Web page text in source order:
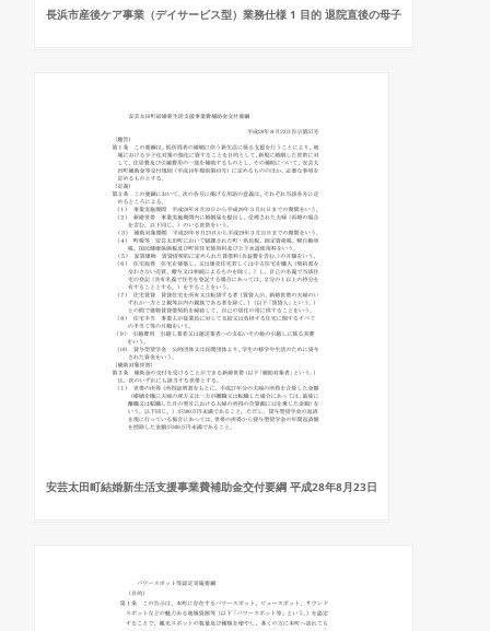
長浜市産後ケア事業（デイサービス型）業務仕様 1 目的 退院直後の母子
安芸太田町結婚新生活支援事業費補助金交付要綱 平成28年8月23日